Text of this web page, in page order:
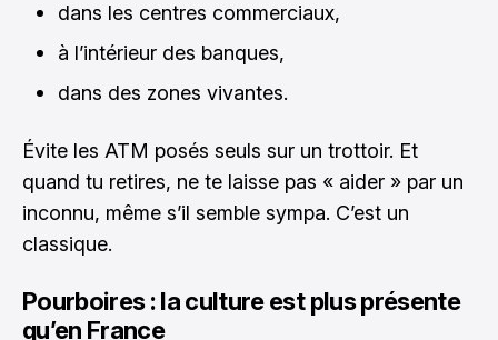
dans les centres commerciaux,
à l’intérieur des banques,
dans des zones vivantes.
Évite les ATM posés seuls sur un trottoir. Et
quand tu retires, ne te laisse pas « aider » par un
inconnu, même s’il semble sympa. C’est un
classique.
Pourboires : la culture est plus présente
qu’en France